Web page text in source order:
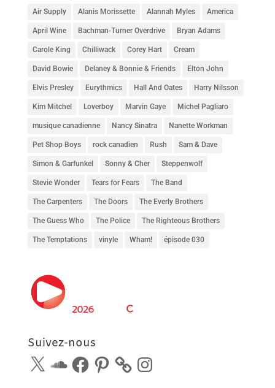
Air Supply Alanis Morissette Alannah Myles America
April Wine Bachman-Turner Overdrive Bryan Adams
Carole King Chilliwack Corey Hart Cream
David Bowie Delaney & Bonnie & Friends Elton John
Elvis Presley Eurythmics Hall And Oates Harry Nilsson
Kim Mitchel Loverboy Marvin Gaye Michel Pagliaro
musique canadienne Nancy Sinatra Nanette Workman
Pet Shop Boys rock canadien Rush Sam & Dave
Simon & Garfunkel Sonny & Cher Steppenwolf
Stevie Wonder Tears for Fears The Band
The Carpenters The Doors The Everly Brothers
The Guess Who The Police The Righteous Brothers
The Temptations vinyle Wham! épisode 030
Suivez-nous
X SoundCloud
FacebookPinterest Instagram